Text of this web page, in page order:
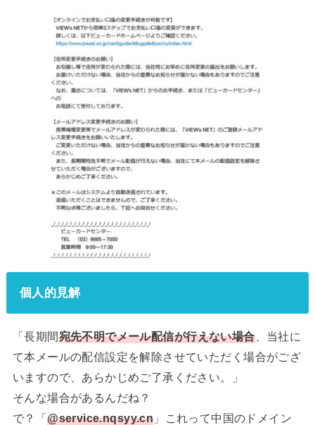
個人的見解
「長期間宛先不明でメール配信が行えない場合、当社に
て本メールの配信設定を解除させていただく場合がござ
いますので、あらかじめご了承ください。」
そんな場合があるんだね？
で？「@service.nqsyy.cn 」これって中国のドメイン